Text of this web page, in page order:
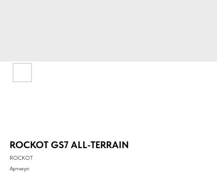
ROCKOT GS7 ALL-TERRAIN
ROCKOT
Артикул: